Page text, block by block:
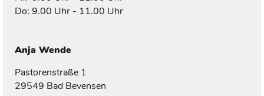
Do: 9.00 Uhr - 11.00 Uhr
Anja Wende
Pastorenstraße 1
29549 Bad Bevensen